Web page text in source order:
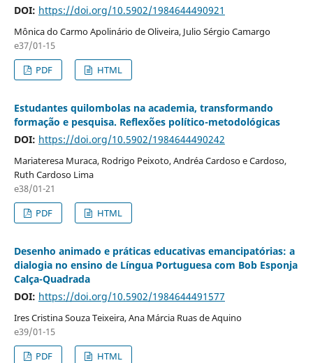
DOI: https://doi.org/10.5902/1984644490921
Mônica do Carmo Apolinário de Oliveira, Julio Sérgio Camargo
e37/01-15
PDF
HTML
Estudantes quilombolas na academia, transformando
formação e pesquisa. Reflexões político-metodológicas
DOI: https://doi.org/10.5902/1984644490242
Mariateresa Muraca, Rodrigo Peixoto, Andréa Cardoso e Cardoso,
Ruth Cardoso Lima
e38/01-21
PDF
HTML
Desenho animado e práticas educativas emancipatórias: a
dialogia no ensino de Língua Portuguesa com Bob Esponja
Calça-Quadrada
DOI: https://doi.org/10.5902/1984644491577
Ires Cristina Souza Teixeira, Ana Márcia Ruas de Aquino
e39/01-15
PDF
HTML